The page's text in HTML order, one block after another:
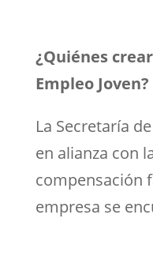
¿Quiénes
Empleo Joven?
La Secretaría
en alianza con
compensación
empresa se